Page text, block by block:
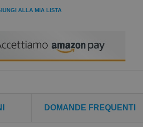
ALLA MIA LISTA
DOMANDE FREQUENTI